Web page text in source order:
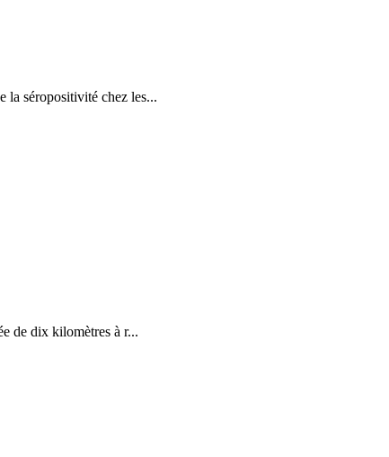
la séropositivité chez les...
de dix kilomètres à r...